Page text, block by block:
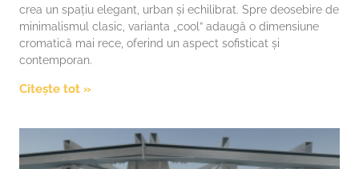
crea un spațiu elegant, urban și echilibrat. Spre deosebire de
minimalismul clasic, varianta „cool” adaugă o dimensiune
cromatică mai rece, oferind un aspect sofisticat și
contemporan.
Citește tot »